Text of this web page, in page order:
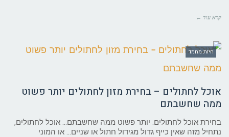
קרא עוד ←
חיות מחמד
אוכל לחתולים – בחירת מזון לחתולים יותר פשוט
ממה שחשבתם
בחירת אוכל לחתולים. יותר פשוט ממה שחשבתם… אוכל לחתולים,
נתחיל מזה שאין כייף גדול מגידול חתול או שניים… או המוני